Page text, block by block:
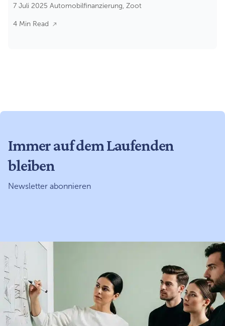
Moneybarns Kreditvergabe.
7 Juli 2025 Automobilfinanzierung, Zoot
4 Min Read
Immer auf dem Laufenden
bleiben
Newsletter abonnieren